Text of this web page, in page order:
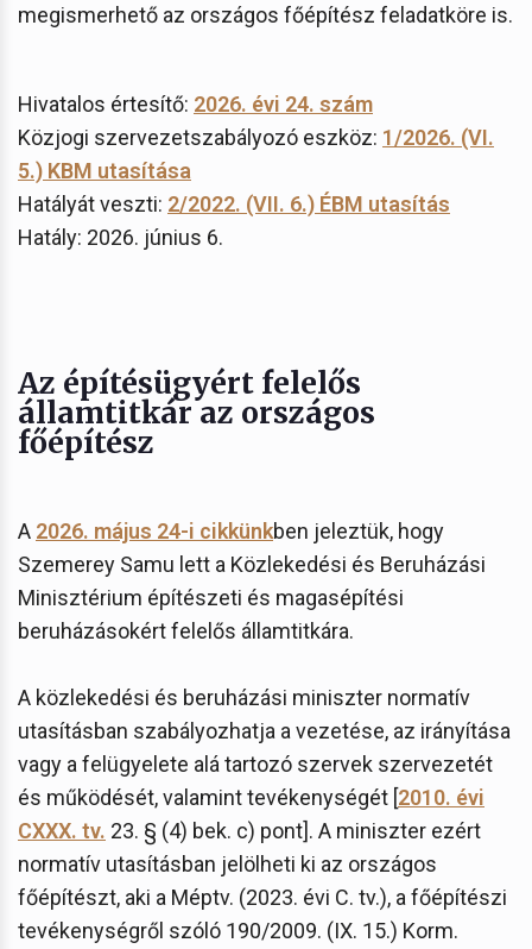
megismerhető az országos főépítész feladatköre is.
Hivatalos értesítő: 2026. évi 24. szám
Közjogi szervezetszabályozó eszköz: 1/2026. (VI.
5.) KBM utasítása
Hatályát veszti: 2/2022. (VII. 6.) ÉBM utasítás
Hatály: 2026. június 6.
Az építésügyért felelős
államtitkár az országos
főépítész
A 2026. május 24-i cikkünkben jeleztük, hogy
Szemerey Samu lett a Közlekedési és Beruházási
Minisztérium építészeti és magasépítési
beruházásokért felelős államtitkára.
A közlekedési és beruházási miniszter normatív
utasításban szabályozhatja a vezetése, az irányítása
vagy a felügyelete alá tartozó szervek szervezetét
és működését, valamint tevékenységét [2010. évi
CXXX. tv. 23. § (4) bek. c) pont]. A miniszter ezért
normatív utasításban jelölheti ki az országos
főépítészt, aki a Méptv. (2023. évi C. tv.), a főépítészi
tevékenységről szóló 190/2009. (IX. 15.) Korm.